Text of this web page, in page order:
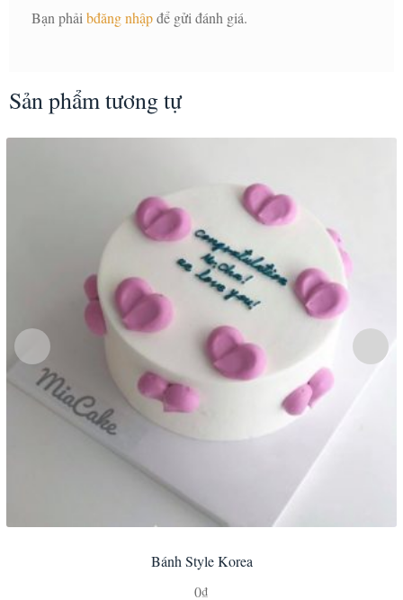
Bạn phảibđăng nhậpđể gửi đánh giá.
Sản phẩm tương tự
Bánh Style Korea
0₫